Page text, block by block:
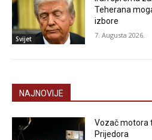
Svijet
Teherana
izbore
7. Augusta 2026.
NAJNOVIJE
Vozač motora
Prijedora